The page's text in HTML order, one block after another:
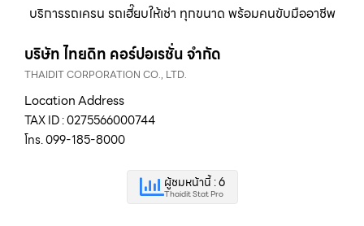
บริการรถเครน รถเฮี๊ยบให้เช่า ทุกขนาด พร้อมคนขับมืออาชีพ
บริษัท ไทยดิท คอร์ปอเรชั่น จำกัด
THAIDIT CORPORATION CO., LTD.
Location Address
TAX ID : 0275566000744
โทร. 099-185-8000
ผู้ชมหน้านี้ : 6
Thaidit Stat Pro